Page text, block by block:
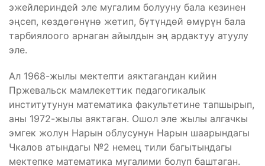
эжейлериндей эле мугалим болууну бала кезинен
эңсеп, көздөгөнүнө жетип, бүтүндөй өмүрүн бала
тарбиялоого арнаган айылдын эң ардактуу атуулу
эле.
Ал 1968-жылы мектепти аяктагандан кийин
Пржевальск мамлекеттик педагогикалык
институтунун математика факультетине тапшырып,
аны 1972-жылы аяктаган. Ошол эле жылы алгачкы
эмгек жолун Нарын облусунун Нарын шаарындагы
Чкалов атындагы №2 немец тили багытындагы
мектепке математика мугалими болуп баштаган.